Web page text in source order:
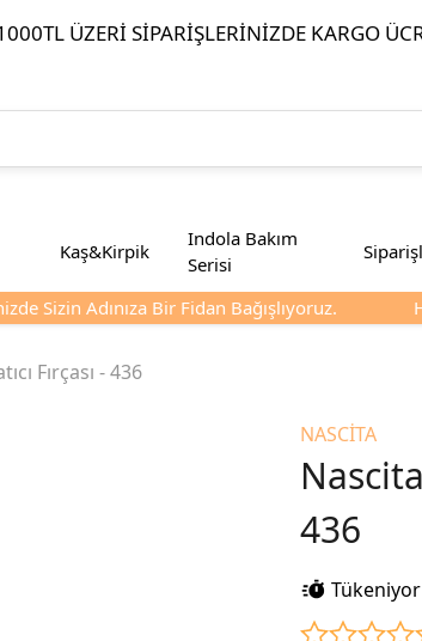
ÜZERI SIPARIŞLERINIZDE KARGO
Kaş&Kirpik
Indola Bakım
Serisi
Sizin Adınıza Bir Fidan Bağışlıyoruz.
Fırçası - 436
NASCİTA
436
Tükeniyor